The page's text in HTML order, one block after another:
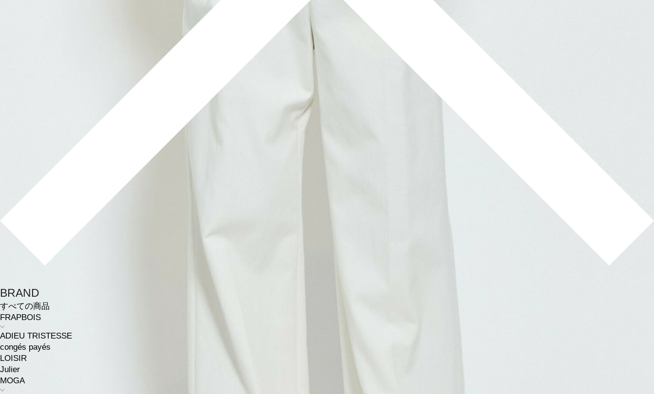
BRAND
すべての商品
FRAPBOIS
ADIEU TRISTESSE
congés payés
LOISIR
Julier
MOGA